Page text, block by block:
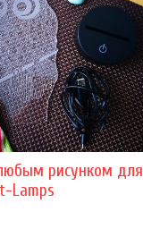
рисунком для
Lamps